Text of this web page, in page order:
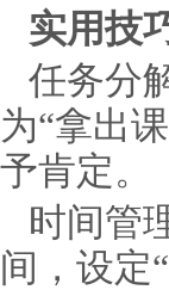
实用技
任务分
为“拿出
予肯定。
时间管
间，设定